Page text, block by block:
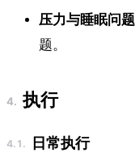
压力与睡眠问题
题。
执行
日常执行